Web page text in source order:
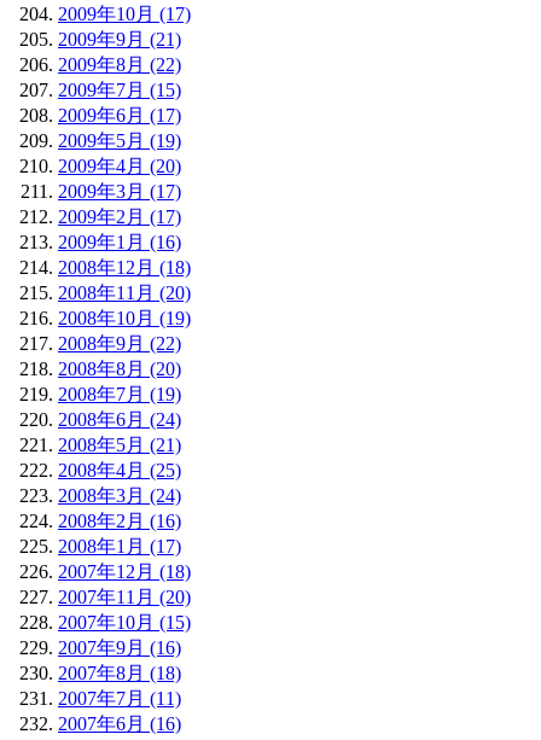
2009年10月 (17)
2009年9月 (21)
2009年8月 (22)
2009年7月 (15)
2009年6月 (17)
2009年5月 (19)
2009年4月 (20)
2009年3月 (17)
2009年2月 (17)
2009年1月 (16)
2008年12月 (18)
2008年11月 (20)
2008年10月 (19)
2008年9月 (22)
2008年8月 (20)
2008年7月 (19)
2008年6月 (24)
2008年5月 (21)
2008年4月 (25)
2008年3月 (24)
2008年2月 (16)
2008年1月 (17)
2007年12月 (18)
2007年11月 (20)
2007年10月 (15)
2007年9月 (16)
2007年8月 (18)
2007年7月 (11)
2007年6月 (16)